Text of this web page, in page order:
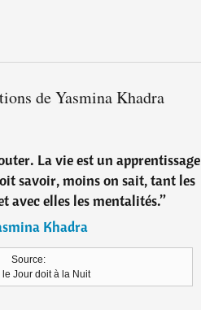
de Yasmina Khadra
La vie est un apprentissage
savoir, moins on sait, tant les
avec elles les mentalités.”
Khadra
Source:
Jour doit à la Nuit